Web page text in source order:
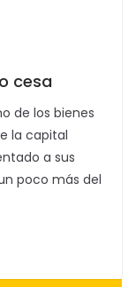
cesa
de los bienes
la capital
a sus
poco más del